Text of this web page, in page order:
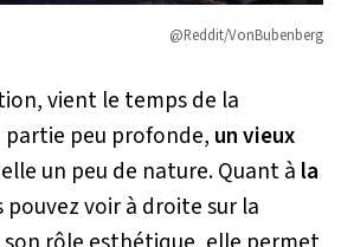
@Reddit/VonBubenberg
vient le temps de la
peu profonde, un vieux
un peu de nature. Quant à la
pouvez voir à droite sur la